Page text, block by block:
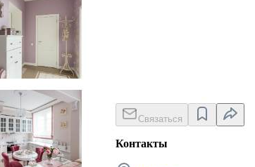
квартира на Большой Филёвской
квартира на Большой Филёвской
Филёвской Связаться
Контакты